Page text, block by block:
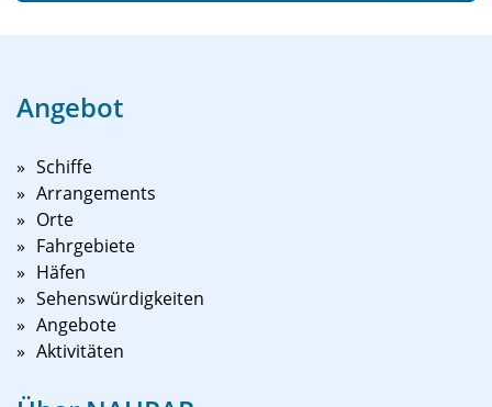
Angebot
Schiffe
Arrangements
Orte
Fahrgebiete
Häfen
Sehenswürdigkeiten
Angebote
Aktivitäten